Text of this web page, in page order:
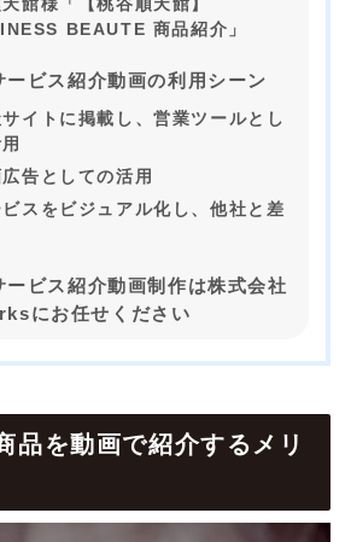
館様「【桃谷順天館】
BEAUTE 商品紹介」
ービス紹介動画の利用シーン
イトに掲載し、営業ツールとし
告としての活用
スをビジュアル化し、他社と差
ービス紹介動画制作は株式会社
にお任せください
品を動画で紹介するメリ